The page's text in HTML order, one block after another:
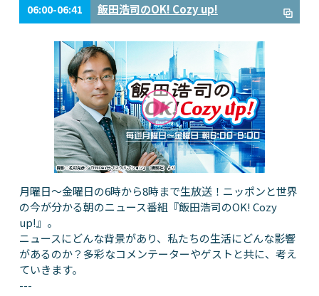
06:00-06:41 飯田浩司のOK! Cozy up!
月曜日～金曜日の6時から8時まで生放送！ニッポンと世界
の今が分かる朝のニュース番組『飯田浩司のOK! Cozy
up!』。
ニュースにどんな背景があり、私たちの生活にどんな影響
があるのか？多彩なコメンテーターやゲストと共に、考え
ていきます。
---